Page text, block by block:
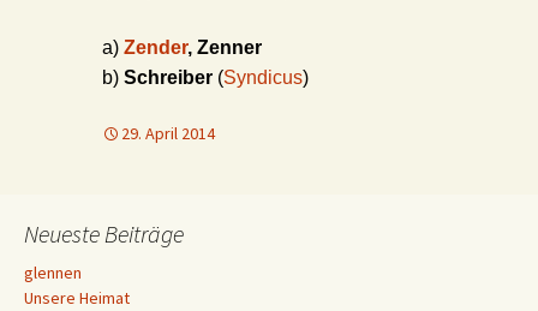
a) Zender, Zenner
b) Schreiber (Syndicus)
29. April 2014
Neueste Beiträge
glennen
Unsere Heimat